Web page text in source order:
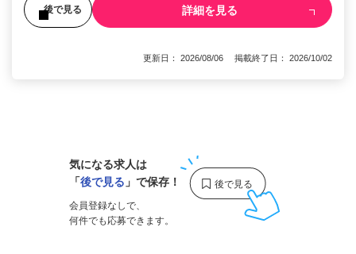
後で見る 詳細を見る
更新日： 2026/08/06 掲載終了日： 2026/10/02
気になる求人は
「後で見る 」で保存！
会員登録なしで、
何件でも応募できます。